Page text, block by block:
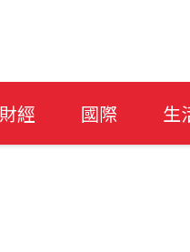
財經 國際 生